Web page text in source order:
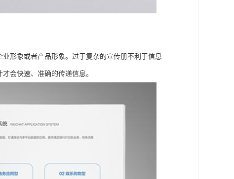
形象或者产品形象。过于复杂的宣传册不利于信息
会快速、准确的传递信息。